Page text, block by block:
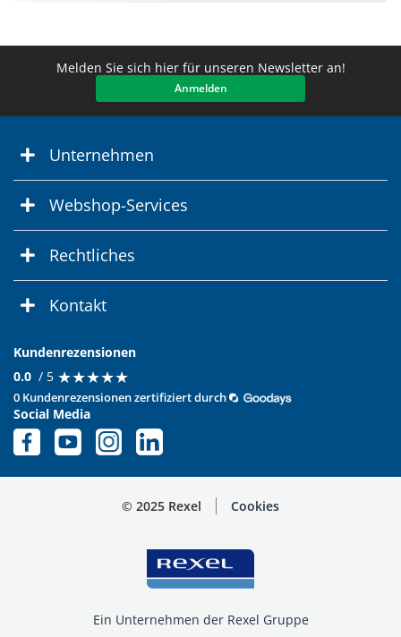
Melden Sie sich hier für unseren Newsletter an!
Anmelden
Unternehmen
Webshop-Services
Rechtliches
Kontakt
Kundenrezensionen
0.0 / 5 ★★★★★
★★★★★
0 Kundenrezensionen zertifiziert durch
Social Media
© 2025 Rexel Cookies
Ein Unternehmen der Rexel Gruppe